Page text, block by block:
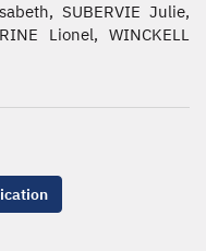
SUBERVIE Julie,
Lionel, WINCKELL